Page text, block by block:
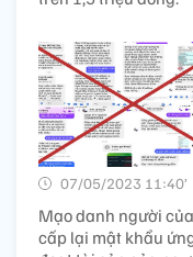
07/05/2023 11:40’
Mạo danh người
cấp lại mật khẩu